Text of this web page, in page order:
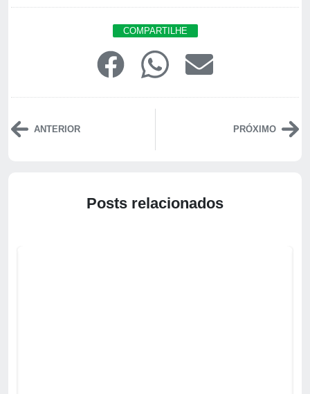
COMPARTILHE
ANTERIOR PRÓXIMO
Posts relacionados